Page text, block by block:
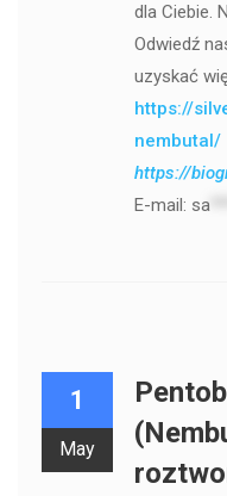
dla Ciebie.
Odwiedź
uzyskać
https://
nembutal/
https://
E-mail: sa***
1
May